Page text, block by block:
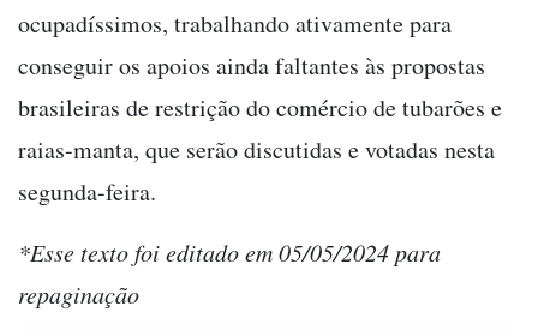
ocupadíssimos, trabalhando ativamente para
conseguir os apoios ainda faltantes às propostas
brasileiras de restrição do comércio de tubarões e
raias-manta, que serão discutidas e votadas nesta
segunda-feira.
*Esse texto foi editado em 05/05/2024 para
repaginação